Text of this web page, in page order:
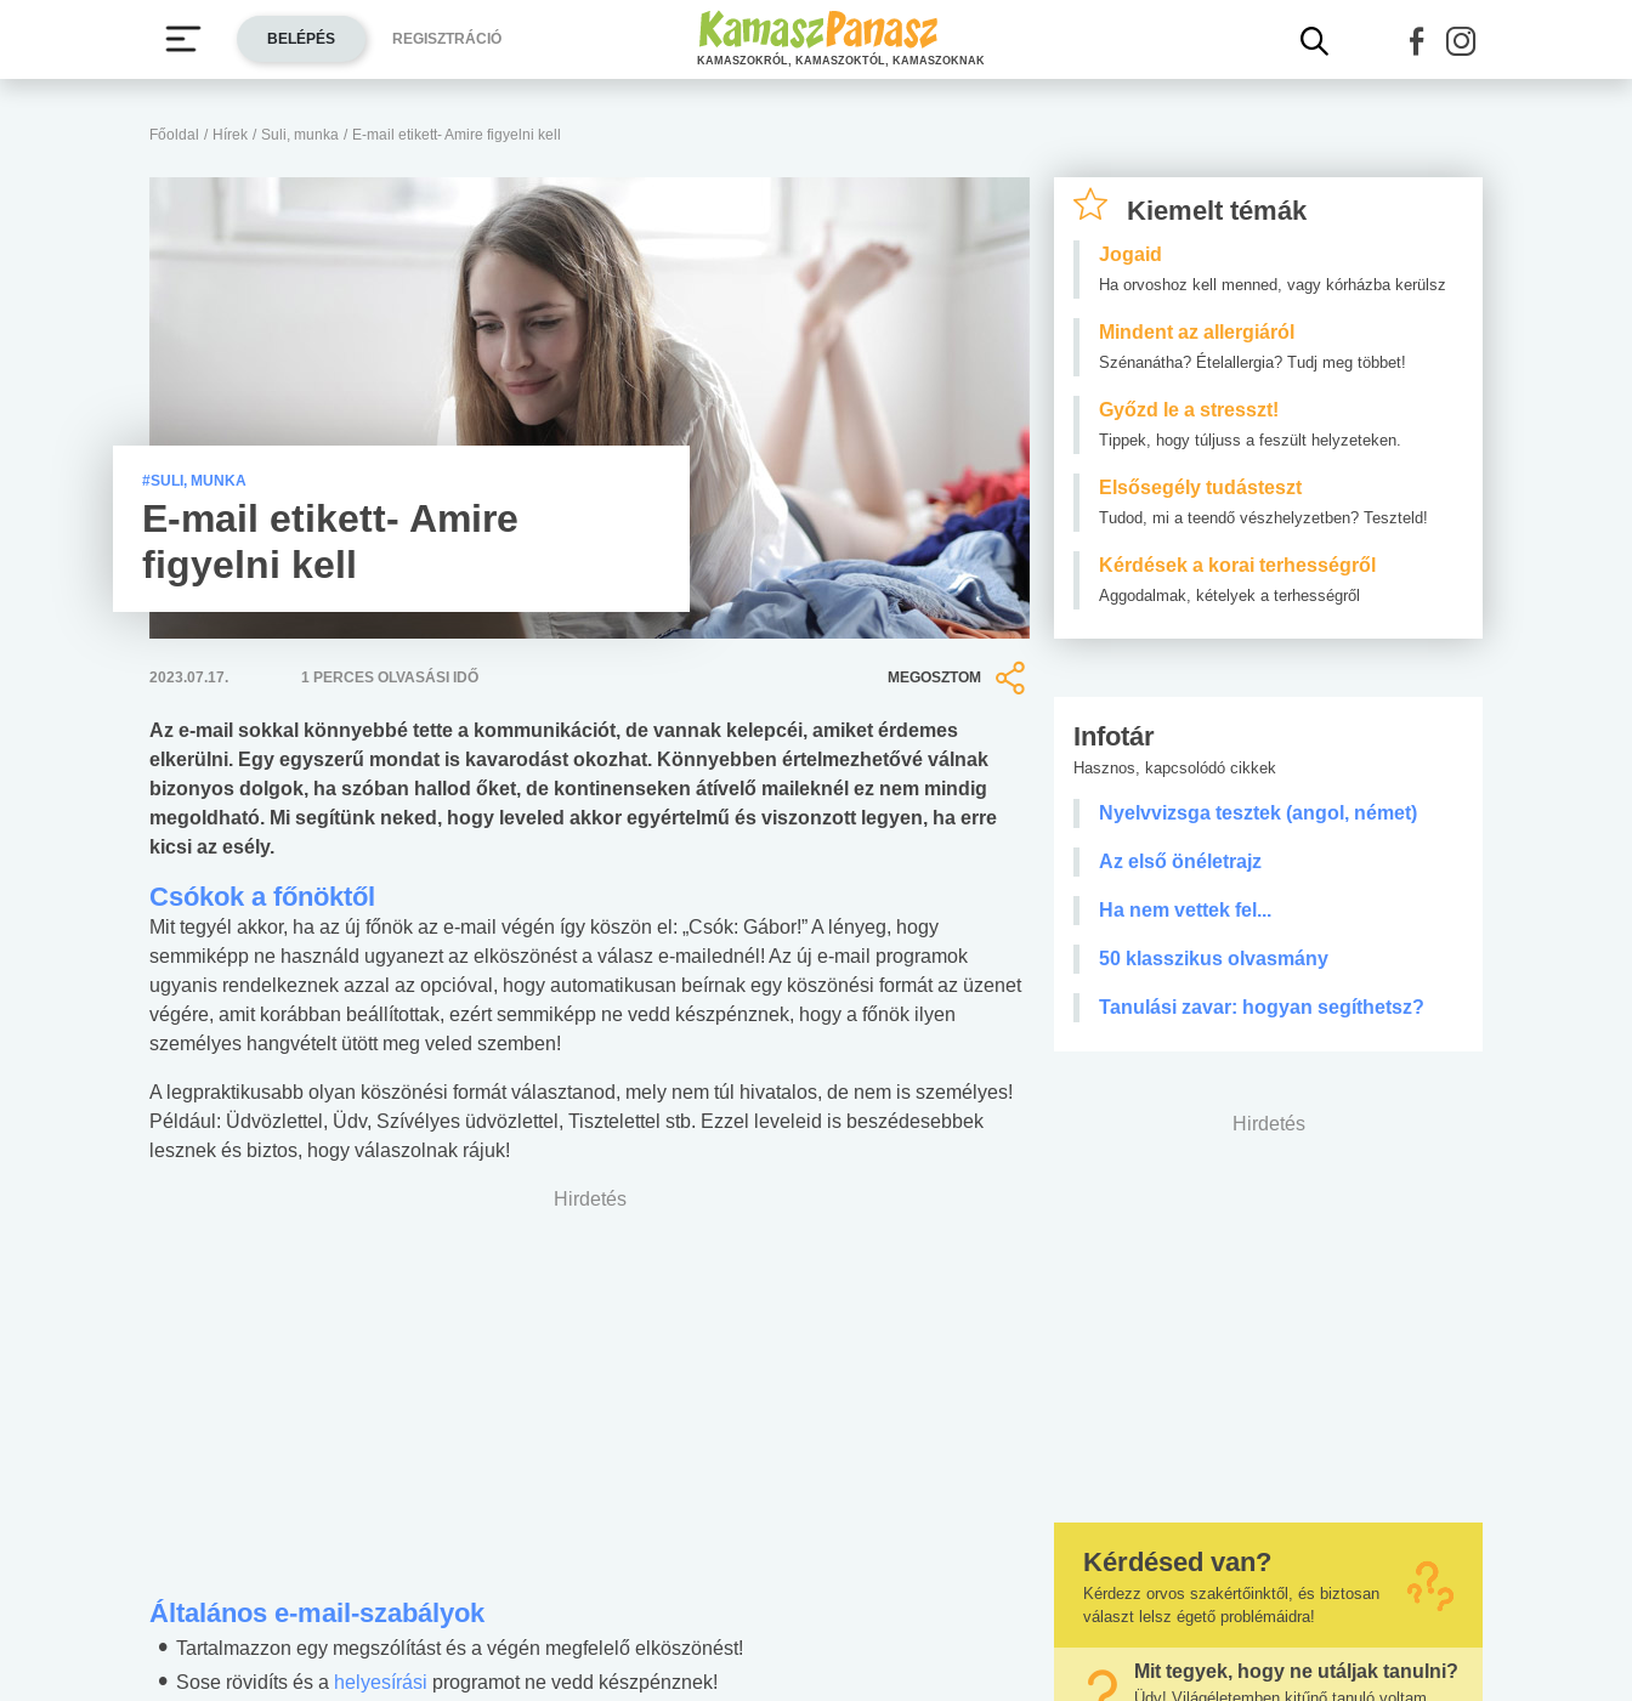
Főoldal / Hírek / Suli, munka / E-mail etikett- Amire figyelni kell
#SULI, MUNKA
E-mail etikett- Amire
figyelni kell
2023.07.17. 1 PERCES OLVASÁSI IDŐ MEGOSZTOM
Az e-mail sokkal könnyebbé tette a kommunikációt, de vannak kelepcéi, amiket érdemes
elkerülni. Egy egyszerű mondat is kavarodást okozhat. Könnyebben értelmezhetővé válnak
bizonyos dolgok, ha szóban hallod őket, de kontinenseken átívelő maileknél ez nem mindig
megoldható. Mi segítünk neked, hogy leveled akkor egyértelmű és viszonzott legyen, ha erre
kicsi az esély.
Csókok a főnöktől
Mit tegyél akkor, ha az új főnök az e-mail végén így köszön el: „Csók: Gábor!” A lényeg, hogy
semmiképp ne használd ugyanezt az elköszönést a válasz e-mailednél! Az új e-mail programok
ugyanis rendelkeznek azzal az opcióval, hogy automatikusan beírnak egy köszönési formát az üzenet
végére, amit korábban beállítottak, ezért semmiképp ne vedd készpénznek, hogy a főnök ilyen
személyes hangvételt ütött meg veled szemben!
A legpraktikusabb olyan köszönési formát választanod, mely nem túl hivatalos, de nem is személyes!
Például: Üdvözlettel, Üdv, Szívélyes üdvözlettel, Tisztelettel stb. Ezzel leveleid is beszédesebbek
lesznek és biztos, hogy válaszolnak rájuk!
Hirdetés
Általános e-mail-szabályok
Tartalmazzon egy megszólítást és a végén megfelelő elköszönést!
Sose rövidíts és a helyesírási programot ne vedd készpénznek!
Kiemelt témák
Jogaid
Ha orvoshoz kell menned, vagy kórházba kerülsz
Mindent az allergiáról
Szénanátha? Ételallergia? Tudj meg többet!
Győzd le a stresszt!
Tippek, hogy túljuss a feszült helyzeteken.
Elsősegély tudásteszt
Tudod, mi a teendő vészhelyzetben? Teszteld!
Kérdések a korai terhességről
Aggodalmak, kételyek a terhességről
Infotár
Hasznos, kapcsolódó cikkek
Nyelvvizsga tesztek (angol, német)
Az első önéletrajz
Ha nem vettek fel...
50 klasszikus olvasmány
Tanulási zavar: hogyan segíthetsz?
Hirdetés
Kérdésed van?
Kérdezz orvos szakértőinktől, és biztosan
választ lelsz égető problémáidra!
Mit tegyek, hogy ne utáljak tanulni?
BELÉPÉS REGISZTRÁCIÓ
KAMASZOKRÓL, KAMASZOKTÓL, KAMASZOKNAK